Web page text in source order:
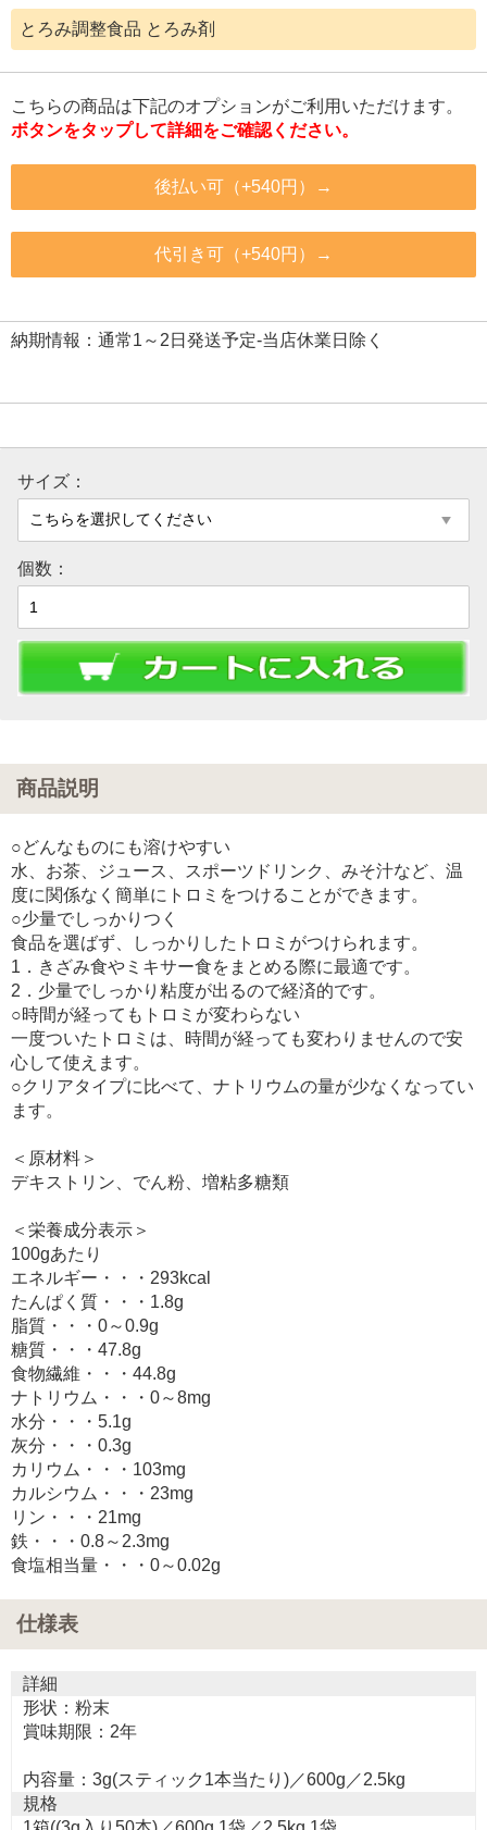
とろみ調整食品 とろみ剤
こちらの商品は下記のオプションがご利用いただけます。
ボタンをタップして詳細をご確認ください。
後払い可（+540円）→
代引き可（+540円）→
納期情報：通常1～2日発送予定-当店休業日除く
サイズ：
個数：
商品説明
○どんなものにも溶けやすい
水、お茶、ジュース、スポーツドリンク、みそ汁など、温
度に関係なく簡単にトロミをつけることができます。
○少量でしっかりつく
食品を選ばず、しっかりしたトロミがつけられます。
1．きざみ食やミキサー食をまとめる際に最適です。
2．少量でしっかり粘度が出るので経済的です。
○時間が経ってもトロミが変わらない
一度ついたトロミは、時間が経っても変わりませんので安
心して使えます。
○クリアタイプに比べて、ナトリウムの量が少なくなってい
ます。
＜原材料＞
デキストリン、でん粉、増粘多糖類
＜栄養成分表示＞
100gあたり
エネルギー・・・293kcal
たんぱく質・・・1.8g
脂質・・・0～0.9g
糖質・・・47.8g
食物繊維・・・44.8g
ナトリウム・・・0～8mg
水分・・・5.1g
灰分・・・0.3g
カリウム・・・103mg
カルシウム・・・23mg
リン・・・21mg
鉄・・・0.8～2.3mg
食塩相当量・・・0～0.02g
仕様表
詳細
形状：粉末
賞味期限：2年
内容量：3g(スティック1本当たり)／600g／2.5kg
規格